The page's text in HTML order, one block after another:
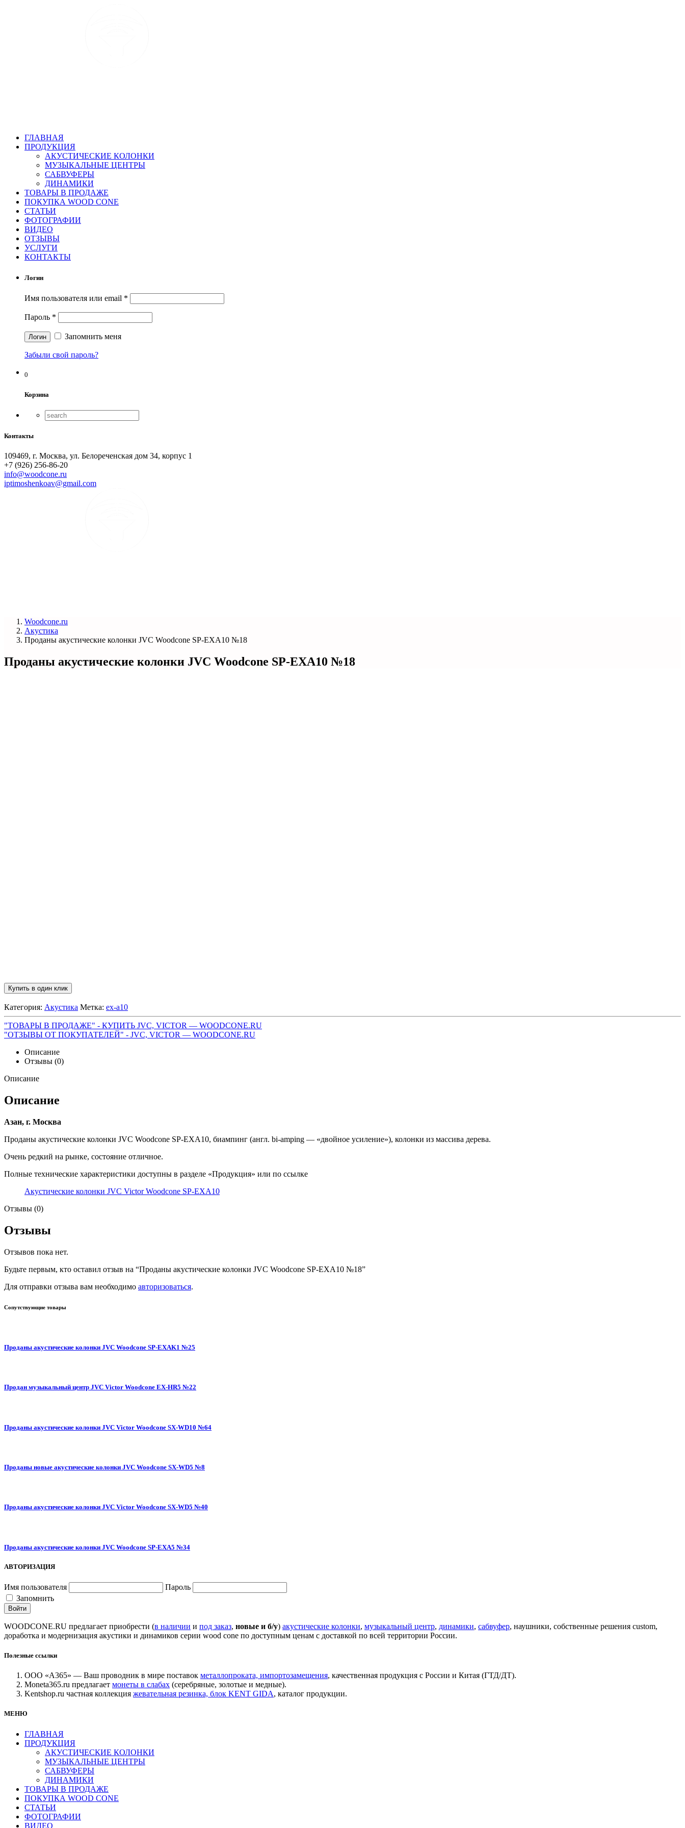
ГЛАВНАЯ
ПРОДУКЦИЯ
АКУСТИЧЕСКИЕ КОЛОНКИ
МУЗЫКАЛЬНЫЕ ЦЕНТРЫ
САБВУФЕРЫ
ДИНАМИКИ
ТОВАРЫ В ПРОДАЖЕ
ПОКУПКА WOOD CONE
СТАТЬИ
ФОТОГРАФИИ
ВИДЕО
ОТЗЫВЫ
УСЛУГИ
КОНТАКТЫ
Логин
Имя пользователя или email *
Пароль *
Запомнить меня
Забыли свой пароль?
0
Корзина
Контакты
109469, г. Москва, ул. Белореченская дом 34, корпус 1
+7 (926) 256-86-20
info@woodcone.ru
iptimoshenkoav@gmail.com
Woodcone.ru
Акустика
Проданы акустические колонки JVC Woodcone SP-EXA10 №18
Проданы акустические колонки JVC Woodcone SP-EXA10 №18
Купить в один клик
Категория: Акустика Метка: ex-a10
"ТОВАРЫ В ПРОДАЖЕ" - КУПИТЬ JVC, VICTOR — WOODCONE.RU
"ОТЗЫВЫ ОТ ПОКУПАТЕЛЕЙ" - JVC, VICTOR — WOODCONE.RU
Описание
Отзывы (0)
Описание
Описание
Азан, г. Москва
Проданы акустические колонки JVC Woodcone SP-EXA10, биампинг (англ. bi-amping — «двойное усиление»), колонки из массива дерева.
Очень редкий на рынке, состояние отличное.
Полные технические характеристики доступны в разделе «Продукция» или по ссылке
Акустические колонки JVC Victor Woodcone SP-EXA10
Отзывы (0)
Отзывы
Отзывов пока нет.
Будьте первым, кто оставил отзыв на “Проданы акустические колонки JVC Woodcone SP-EXA10 №18”
Для отправки отзыва вам необходимо авторизоваться.
Сопутствующие товары
Проданы акустические колонки JVC Woodcone SP-EXAK1 №25
Продан музыкальный центр JVC Victor Woodcone EX-HR5 №22
Проданы акустические колонки JVC Victor Woodcone SX-WD10 №64
Проданы новые акустические колонки JVC Woodcone SX-WD5 №8
Проданы акустические колонки JVC Victor Woodcone SX-WD5 №40
Проданы акустические колонки JVC Woodcone SP-EXA5 №34
АВТОРИЗАЦИЯ
Имя пользователя
Пароль
Запомнить
WOODCONE.RU предлагает приобрести (в наличии и под заказ, новые и б/у) акустические колонки, музыкальный центр, динамики, сабвуфер, наушники, собственные решения custom,
доработка и модернизация акустики и динамиков серии wood cone по доступным ценам с доставкой по всей территории России.
Полезные ссылки
ООО «А365» — Ваш проводник в мире поставок металлопроката, импортозамещения, качественная продукция с России и Китая (ГТД/ДТ).
Moneta365.ru предлагает монеты в слабах (серебряные, золотые и медные).
Kentshop.ru частная коллекция жевательная резинка, блок KENT GIDA, каталог продукции.
МЕНЮ
ГЛАВНАЯ
ПРОДУКЦИЯ
АКУСТИЧЕСКИЕ КОЛОНКИ
МУЗЫКАЛЬНЫЕ ЦЕНТРЫ
САБВУФЕРЫ
ДИНАМИКИ
ТОВАРЫ В ПРОДАЖЕ
ПОКУПКА WOOD CONE
СТАТЬИ
ФОТОГРАФИИ
ВИДЕО